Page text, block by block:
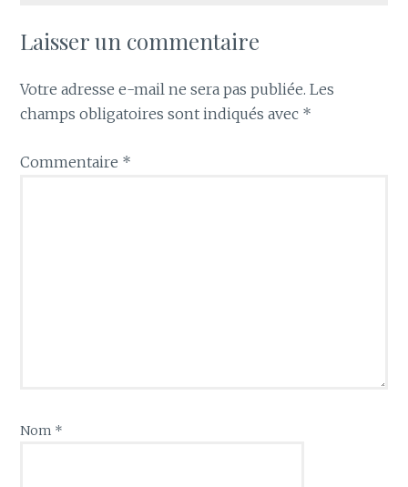
Laisser un commentaire
Votre adresse e-mail ne sera pas publiée. Les
champs obligatoires sont indiqués avec *
Commentaire *
Nom *